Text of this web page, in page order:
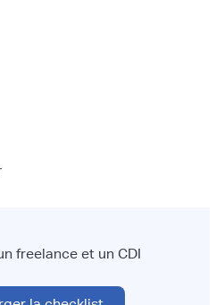
freelance et un CDI